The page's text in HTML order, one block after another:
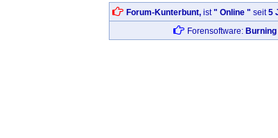
Forum-Kunterbunt, ist" Online " seit5
Forensoftware: